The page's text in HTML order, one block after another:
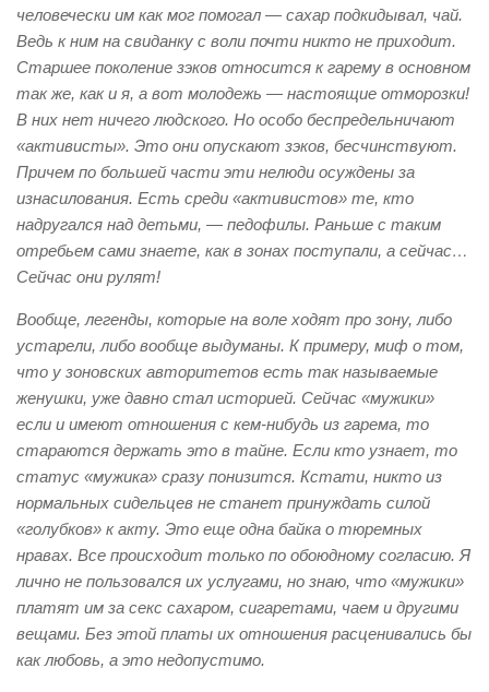
человечески им как мог помогал — сахар подкидывал, чай.
Ведь к ним на свиданку с воли почти никто не приходит.
Старшее поколение зэков относится к гарему в основном
так же, как и я, а вот молодежь — настоящие отморозки!
В них нет ничего людского. Но особо беспредельничают
«активисты». Это они опускают зэков, бесчинствуют.
Причем по большей части эти нелюди осуждены за
изнасилования. Есть среди «активистов» те, кто
надругался над детьми, — педофилы. Раньше с таким
отребьем сами знаете, как в зонах поступали, а сейчас…
Сейчас они рулят!
Вообще, легенды, которые на воле ходят про зону, либо
устарели, либо вообще выдуманы. К примеру, миф о том,
что у зоновских авторитетов есть так называемые
женушки, уже давно стал историей. Сейчас «мужики»
если и имеют отношения с кем-нибудь из гарема, то
стараются держать это в тайне. Если кто узнает, то
статус «мужика» сразу понизится. Кстати, никто из
нормальных сидельцев не станет принуждать силой
«голубков» к акту. Это еще одна байка о тюремных
нравах. Все происходит только по обоюдному согласию. Я
лично не пользовался их услугами, но знаю, что «мужики»
платят им за секс сахаром, сигаретами, чаем и другими
вещами. Без этой платы их отношения расценивались бы
как любовь, а это недопустимо.